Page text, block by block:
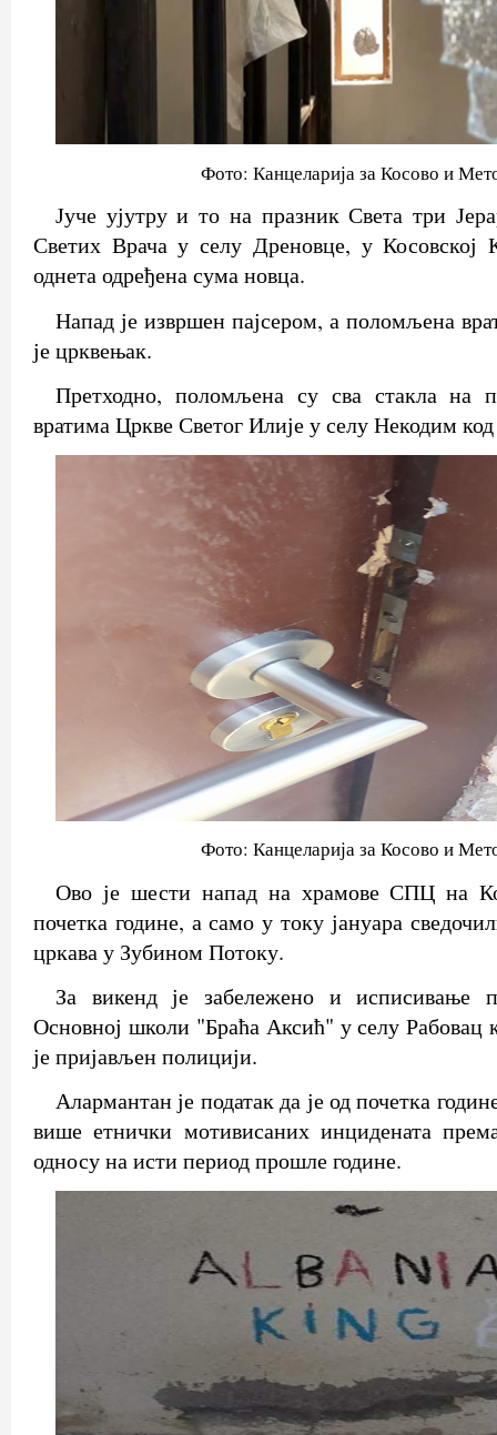
Фото: Канцеларија за Косово и
Јуче ујутру и то на празник Света три
Светих Врача у селу Дреновце, у
однета одређена сума новца.
Напад је извршен пајсером, а поломљена
је црквењак.
Претходно, поломљена су сва стакла на
вратима Цркве Светог Илије у селу Некодим
Фото: Канцеларија за Косово и
Ово је шести напад на храмове СПЦ на
почетка године, а само у току јануара
цркава у Зубином Потоку.
За викенд је забележено и исписивање
Основној школи "Браћа Аксић" у селу Рабовац
је пријављен полицији.
Алармантан је податак да је од почетка
више етнички мотивисаних инцидената
односу на исти период прошле године.